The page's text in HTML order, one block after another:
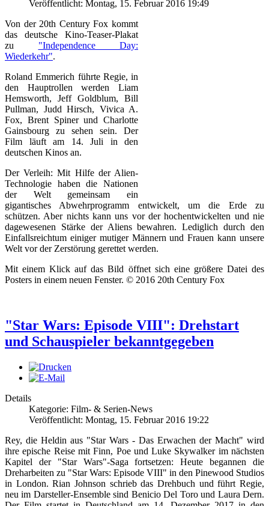
Veröffentlicht: Montag, 15. Februar 2016 19:49
Von der 20th Century Fox kommt
das deutsche Kino-Teaser-Plakat
zu "Independence Day:
Wiederkehr".
Roland Emmerich führte Regie, in
den Hauptrollen werden Liam
Hemsworth, Jeff Goldblum, Bill
Pullman, Judd Hirsch, Vivica A.
Fox, Brent Spiner und Charlotte
Gainsbourg zu sehen sein. Der
Film läuft am 14. Juli in den
deutschen Kinos an.
Der Verleih: Mit Hilfe der Alien-
Technologie haben die Nationen
der Welt gemeinsam ein
gigantisches Abwehrprogramm entwickelt, um die Erde zu
schützen. Aber nichts kann uns vor der hochentwickelten und nie
dagewesenen Stärke der Aliens bewahren. Lediglich durch den
Einfallsreichtum einiger mutiger Männern und Frauen kann unsere
Welt vor der Zerstörung gerettet werden.
Mit einem Klick auf das Bild öffnet sich eine größere Datei des
Posters in einem neuen Fenster. © 2016 20th Century Fox
"Star Wars: Episode VIII": Drehstart
und Schauspieler bekanntgegeben
Details
Kategorie: Film- & Serien-News
Veröffentlicht: Montag, 15. Februar 2016 19:22
Rey, die Heldin aus "Star Wars - Das Erwachen der Macht" wird
ihre epische Reise mit Finn, Poe und Luke Skywalker im nächsten
Kapitel der "Star Wars"-Saga fortsetzen: Heute begannen die
Dreharbeiten zu "Star Wars: Episode VIII" in den Pinewood Studios
in London. Rian Johnson schrieb das Drehbuch und führt Regie,
neu im Darsteller-Ensemble sind Benicio Del Toro und Laura Dern.